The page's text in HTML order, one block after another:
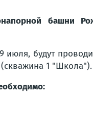
башни
будут
1 "Школа").